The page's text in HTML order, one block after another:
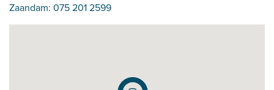
Zaandam: 075 201 2599